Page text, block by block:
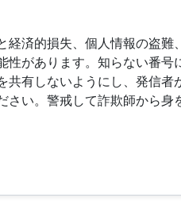
経済的損失、個人情報の盗難
性があります。知らない番号
共有しないようにし、発信者
さい。警戒して詐欺師から身